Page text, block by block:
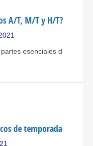
A/T, M/T y H/T?
esenciales d
de temporada